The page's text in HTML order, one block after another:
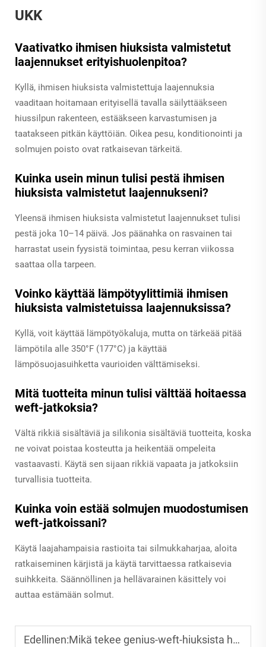
UKK
Vaativatko ihmisen hiuksista valmistetut
laajennukset erityishuolenpitoa?
Kyllä, ihmisen hiuksista valmistettuja laajennuksia
vaaditaan hoitamaan erityisellä tavalla säilyttääkseen
hiussilpun rakenteen, estääkseen karvastumisen ja
taatakseen pitkän käyttöiän. Oikea pesu, konditionointi ja
solmujen poisto ovat ratkaisevan tärkeitä.
Kuinka usein minun tulisi pestä ihmisen
hiuksista valmistetut laajennukseni?
Yleensä ihmisen hiuksista valmistetut laajennukset tulisi
pestä joka 10–14 päivä. Jos päänahka on rasvainen tai
harrastat usein fyysistä toimintaa, pesu kerran viikossa
saattaa olla tarpeen.
Voinko käyttää lämpötyylittimiä ihmisen
hiuksista valmistetuissa laajennuksissa?
Kyllä, voit käyttää lämpötyökaluja, mutta on tärkeää pitää
lämpötila alle 350°F (177°C) ja käyttää
lämpösuojasuihketta vaurioiden välttämiseksi.
Mitä tuotteita minun tulisi välttää hoitaessa
weft-jatkoksia?
Vältä rikkiä sisältäviä ja silikonia sisältäviä tuotteita, koska
ne voivat poistaa kosteutta ja heikentää ompeleita
vastaavasti. Käytä sen sijaan rikkiä vapaata ja jatkoksiin
turvallisia tuotteita.
Kuinka voin estää solmujen muodostumisen
weft-jatkoissani?
Käytä laajahampaisia rastioita tai silmukkaharjaa, aloita
ratkaiseminen kärjistä ja käytä tarvittaessa ratkaisevia
suihkkeita. Säännöllinen ja hellävarainen käsittely voi
auttaa estämään solmut.
Edellinen:Mikä tekee genius-weft-hiuksista helpommin asennettavat kuin tavalliset weft-hiuksia?